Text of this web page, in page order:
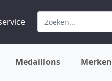
Medaillons Merken